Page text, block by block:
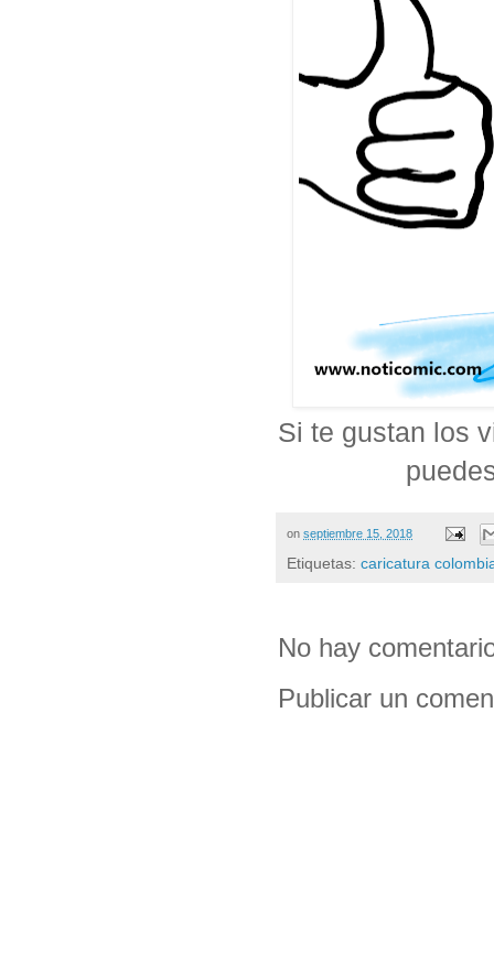
Si te gustan los
on septiembre 15, 2018
Etiquetas: caricatura
No hay
Publicar un